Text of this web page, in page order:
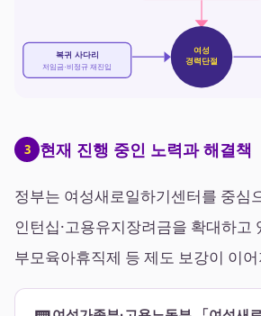
여성
경력단절
복귀 사다리
저임금·비정규 재진입
3 현재 진행 중인 노력과 해결책
정부는 여성새로일하기센터를 중심
인턴십·고용유지장려금을 확대하고
부모육아휴직제 등 제도 보강이 이